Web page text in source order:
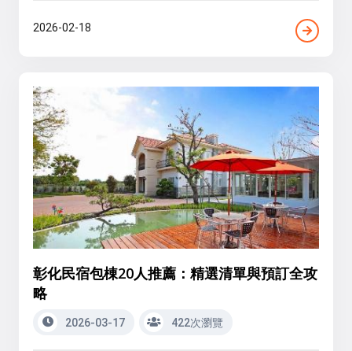
2026-02-18
彰化民宿包棟20人推薦：精選清單與預訂全攻
略
2026-03-17 422次瀏覽